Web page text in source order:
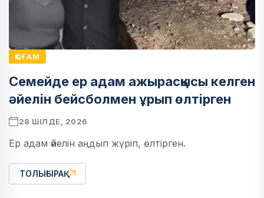
ҚОҒАМ
Семейде ер адам ажырасқысы келген
әйелін бейсболмен ұрып өлтірген
28 ШІЛДЕ, 2026
Ер адам әйелін аңдып жүріп, өлтірген.
ТОЛЫҒЫРАҚ